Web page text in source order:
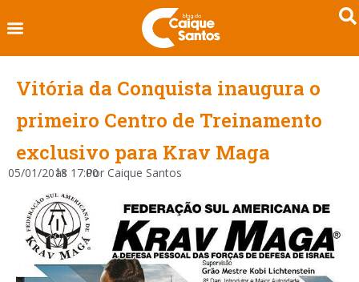
Vitória da Conquista inaugura o
primeiro Centro de Treinamento
exclusivo para Krav Maga
05/01/2018
às 17:00
Por Caique Santos